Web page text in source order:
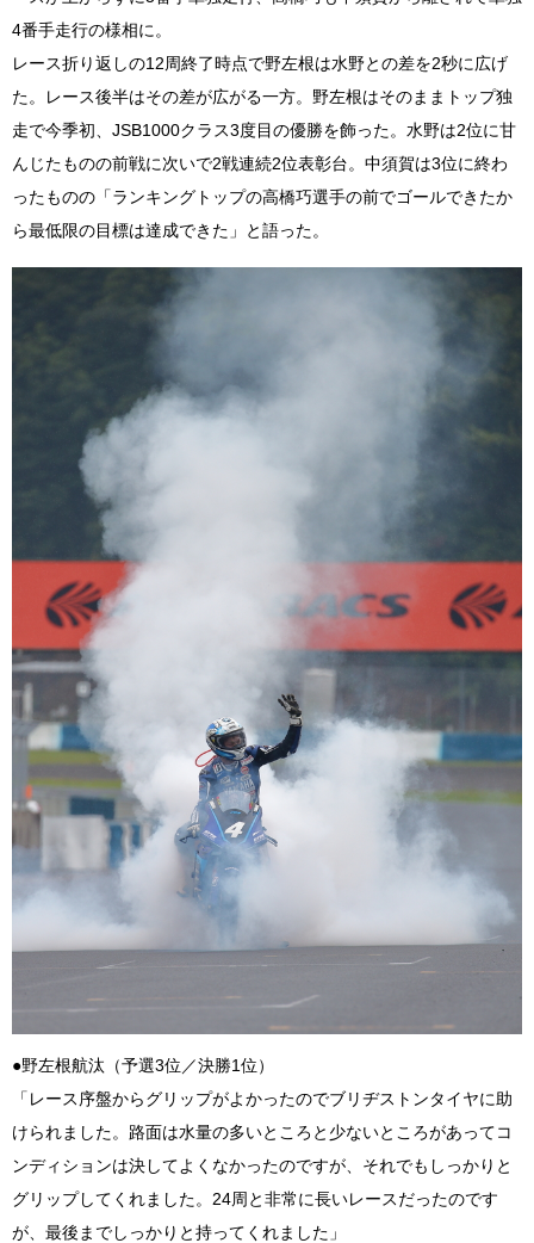
4番手走行の様相に。
レース折り返しの12周終了時点で野左根は水野との差を2秒に広げ
た。レース後半はその差が広がる一方。野左根はそのままトップ独
走で今季初、JSB1000クラス3度目の優勝を飾った。水野は2位に甘
んじたものの前戦に次いで2戦連続2位表彰台。中須賀は3位に終わ
ったものの「ランキングトップの高橋巧選手の前でゴールできたか
ら最低限の目標は達成できた」と語った。
●野左根航汰（予選3位／決勝1位）
「レース序盤からグリップがよかったのでブリヂストンタイヤに助
けられました。路面は水量の多いところと少ないところがあってコ
ンディションは決してよくなかったのですが、それでもしっかりと
グリップしてくれました。24周と非常に長いレースだったのです
が、最後までしっかりと持ってくれました」